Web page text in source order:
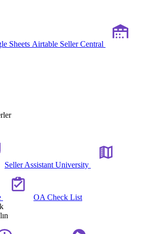
Sheets Airtable Seller Central
Seller Assistant University
OA Check List